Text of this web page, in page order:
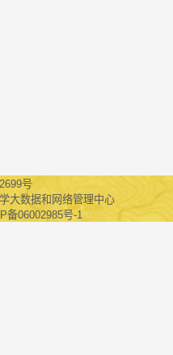
号
大数据和网络管理中心
备06002985号-1